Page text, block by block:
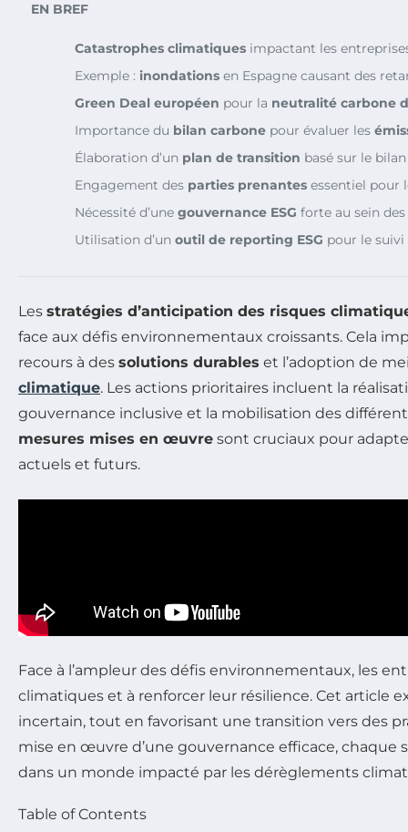
EN BREF
Catastrophes climatiques impactant les
Exemple : inondations en Espagne causant des
Green Deal européen pour la neutralité carbone
Importance du bilan carbone pour évaluer les
Élaboration d’un plan de transition basé sur le
Engagement des parties prenantes essentiel pour
Nécessité d’une gouvernance ESG forte au sein
Utilisation d’un outil de reporting ESG pour le
Les stratégies d’anticipation des risques
face aux défis environnementaux croissants. Cela
recours à des solutions durables et l’adoption de
climatique. Les actions prioritaires incluent la
gouvernance inclusive et la mobilisation des
mesures mises en œuvre sont cruciaux pour
actuels et futurs.
Face à l’ampleur des défis environnementaux, les
climatiques et à renforcer leur résilience. Cet article
incertain, tout en favorisant une transition vers des
mise en œuvre d’une gouvernance efficace,
dans un monde impacté par les dérèglements
Table of Contents